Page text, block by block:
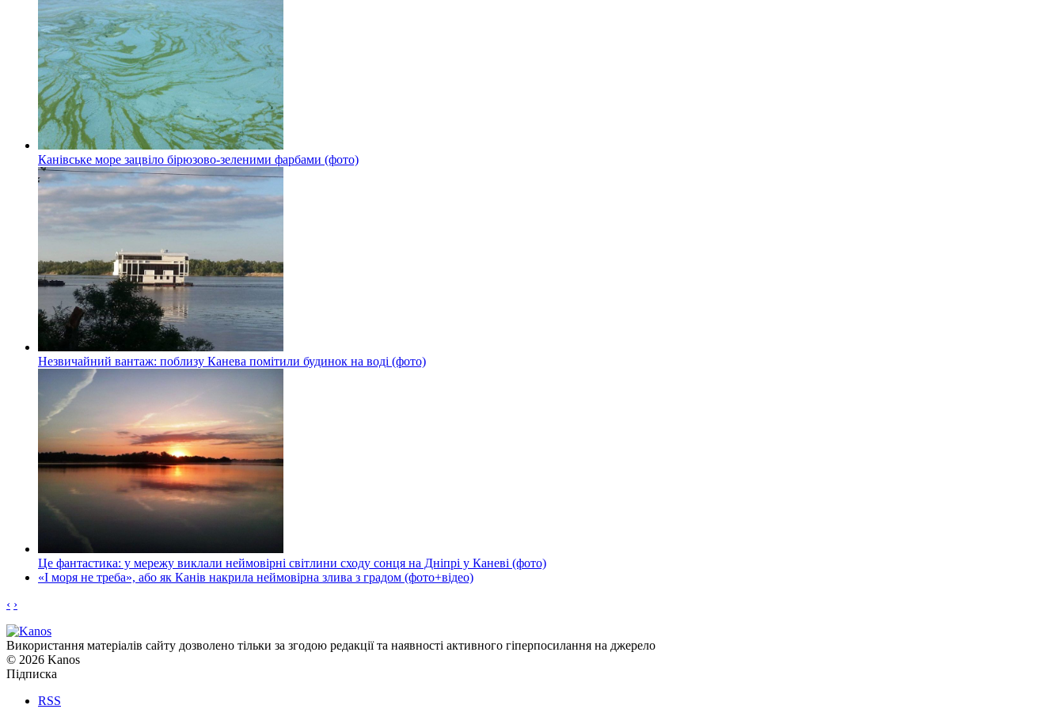
Канівське море зацвіло бірюзово-зеленими фарбами (фото)
Незвичайний вантаж: поблизу Канева помітили будинок на воді (фото)
Це фантастика: у мережу виклали неймовірні світлини сходу сонця на Дніпрі у Каневі (фото)
«І моря не треба», або як Канів накрила неймовірна злива з градом (фото+відео)
‹ ›
Використання матеріалів сайту дозволено тільки за згодою редакції та наявності активного гіперпосилання на джерело
© 2026 Kanos
Підписка
RSS